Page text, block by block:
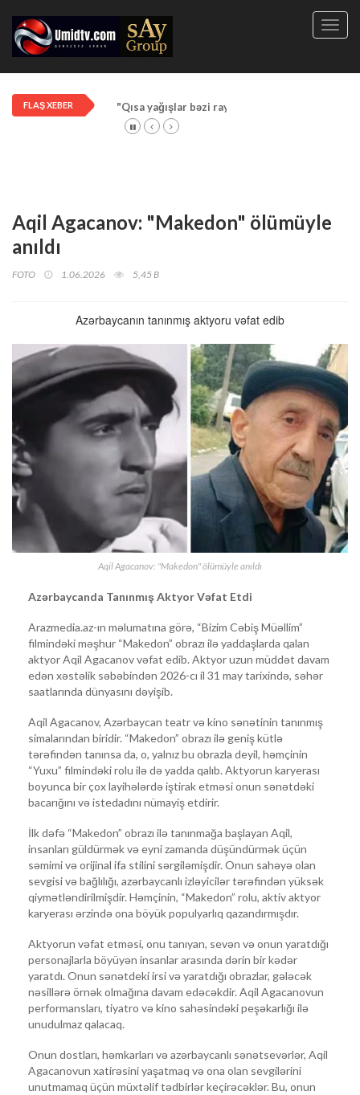
FLAŞ XEBER "Qısa yağışlar bəzi rayonlarda davam edir"
Aqil Agacanov: "Makedon" ölümüyle
anıldı
FOTO 1.06.2026 5,45 B
Azərbaycanın tanınmış aktyoru vəfat edib
Aqil Agacanov: "Makedon" ölümüyle anıldı
Azərbaycanda Tanınmış Aktyor Vəfat Etdi
Arazmedia.az-ın məlumatına görə, “Bizim Cəbiş Müəllim”
filmindəki məşhur “Makedon” obrazı ilə yaddaşlarda qalan
aktyor Aqil Agacanov vəfat edib. Aktyor uzun müddət davam
edən xəstəlik səbəbindən 2026-cı il 31 may tarixində, səhər
saatlarında dünyasını dəyişib.
Aqil Agacanov, Azərbaycan teatr və kino sənətinin tanınmış
simalarından biridir. “Makedon” obrazı ilə geniş kütlə
tərəfindən tanınsa da, o, yalnız bu obrazla deyil, həmçinin
“Yuxu” filmindəki rolu ilə də yadda qalıb. Aktyorun karyerası
boyunca bir çox layihələrdə iştirak etməsi onun sənətdəki
bacarığını və istedadını nümayiş etdirir.
İlk dəfə “Makedon” obrazı ilə tanınmağa başlayan Aqil,
insanları güldürmək və eyni zamanda düşündürmək üçün
səmimi və orijinal ifa stilini sərgiləmişdir. Onun sahəyə olan
sevgisi və bağlılığı, azərbaycanlı izləyicilər tərəfindən yüksək
qiymətləndirilmişdir. Həmçinin, “Makedon” rolu, aktiv aktyor
karyerası ərzində ona böyük populyarlıq qazandırmışdır.
Aktyorun vəfat etməsi, onu tanıyan, sevən və onun yaratdığı
personajlarla böyüyən insanlar arasında dərin bir kədər
yaratdı. Onun sənətdeki irsi və yaratdığı obrazlar, gələcək
nəsillərə örnək olmağına davam edəcəkdir. Aqil Agacanovun
performansları, tiyatro və kino sahəsindəki peşəkarlığı ilə
unudulmaz qalacaq.
Onun dostları, həmkarları və azərbaycanlı sənətsevərlər, Aqil
Agacanovun xatirəsini yaşatmaq və ona olan sevgilərini
unutmamaq üçün müxtəlif tədbirlər keçirəcəklər. Bu, onun